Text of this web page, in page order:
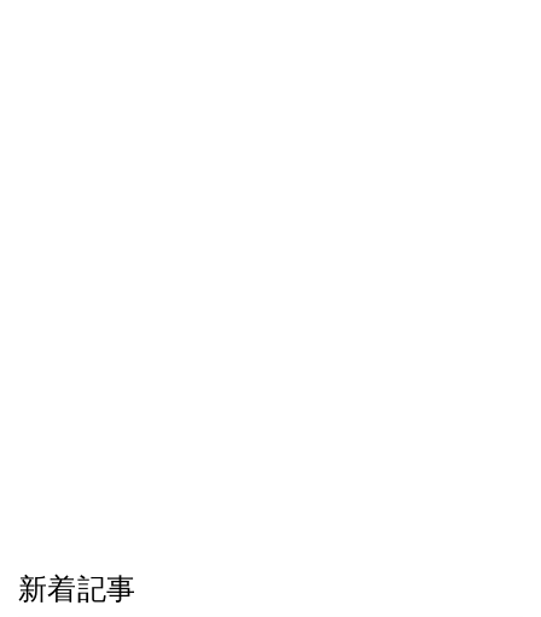
新着記事